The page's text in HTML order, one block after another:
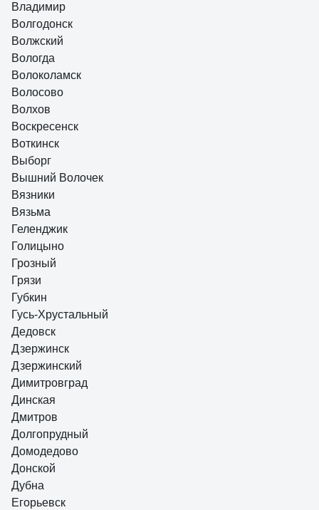
Владимир
Волгодонск
Волжский
Вологда
Волоколамск
Волосово
Волхов
Воскресенск
Воткинск
Выборг
Вышний Волочек
Вязники
Вязьма
Геленджик
Голицыно
Грозный
Грязи
Губкин
Гусь-Хрустальный
Дедовск
Дзержинск
Дзержинский
Димитровград
Динская
Дмитров
Долгопрудный
Домодедово
Донской
Дубна
Егорьевск